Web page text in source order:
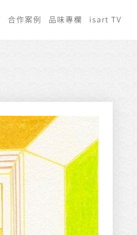
合作案例 品味專欄 isart TV